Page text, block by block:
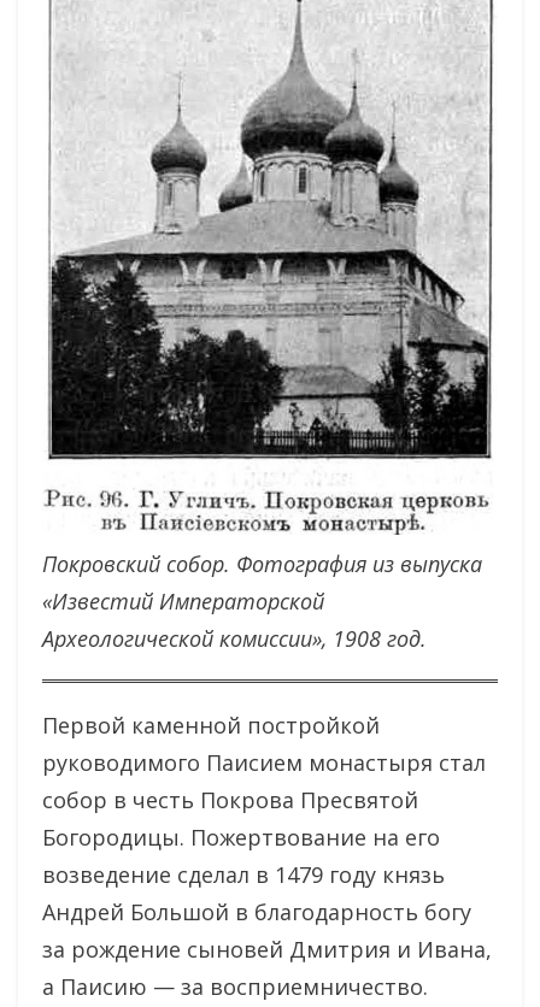
Покровский собор. Фотография из выпуска
«Известий Императорской
Археологической комиссии», 1908 год.
Первой каменной постройкой
руководимого Паисием монастыря стал
собор в честь Покрова Пресвятой
Богородицы. Пожертвование на его
возведение сделал в 1479 году князь
Андрей Большой в благодарность богу
за рождение сыновей Дмитрия и Ивана,
а Паисию — за восприемничество.